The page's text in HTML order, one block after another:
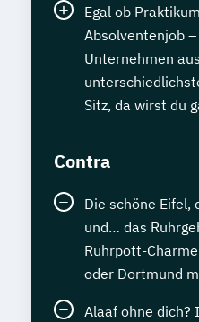
Egal ob
Absolventenjob
Unternehmen
Sitz, da wirst du
Contra
Die schöne Eifel,
und… das
Ruhrpott-
oder Dortmund
Alaaf ohne dich?